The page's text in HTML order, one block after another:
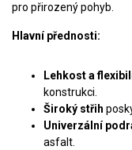
pro přirozený pohyb.
Hlavní přednosti:
Lehkost a
konstrukci.
Široký střih
Univerzální
asfalt.